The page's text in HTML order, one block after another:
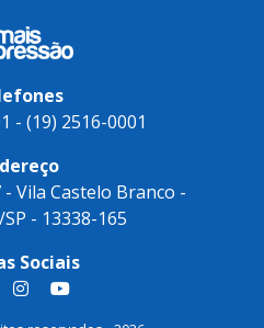
- (19) 2516-0001
- Vila Castelo Branco -
- 13338-165
Sociais